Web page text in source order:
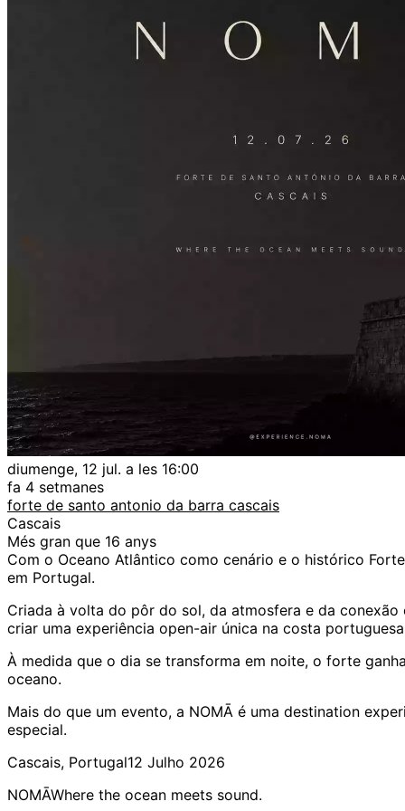
diumenge, 12 jul. a les 16:00
fa 4 setmanes
forte de santo antonio da barra cascais
Cascais
Més gran que 16 anys
Com o Oceano Atlântico como cenário e o histórico
em Portugal.
Criada à volta do pôr do sol, da atmosfera e da
criar uma experiência open-air única na costa
À medida que o dia se transforma em noite, o forte
oceano.
Mais do que um evento, a NOMĀ é uma destination
especial.
Cascais, Portugal12 Julho 2026
NOMĀWhere the ocean meets sound.